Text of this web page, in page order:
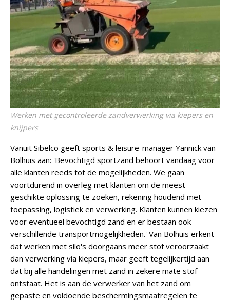
Werken met gecontroleerde zandverwerking via kiepers en
knijpers
Vanuit Sibelco geeft sports & leisure-manager Yannick van
Bolhuis aan: 'Bevochtigd sportzand behoort vandaag voor
alle klanten reeds tot de mogelijkheden. We gaan
voortdurend in overleg met klanten om de meest
geschikte oplossing te zoeken, rekening houdend met
toepassing, logistiek en verwerking. Klanten kunnen kiezen
voor eventueel bevochtigd zand en er bestaan ook
verschillende transportmogelijkheden.' Van Bolhuis erkent
dat werken met silo's doorgaans meer stof veroorzaakt
dan verwerking via kiepers, maar geeft tegelijkertijd aan
dat bij alle handelingen met zand in zekere mate stof
ontstaat. Het is aan de verwerker van het zand om
gepaste en voldoende beschermingsmaatregelen te